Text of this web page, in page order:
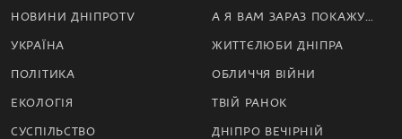
НОВИНИ ДНІПРОTV
УКРАЇНА
ПОЛІТИКА
ЕКОЛОГІЯ
СУСПІЛЬСТВО
А Я ВАМ ЗАРАЗ ПОКАЖУ…
ЖИТТЄЛЮБИ ДНІПРА
ОБЛИЧЧЯ ВІЙНИ
ТВІЙ РАНОК
ДНІПРО ВЕЧІРНІЙ